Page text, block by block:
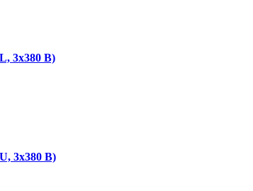
3х380 В)
3х380 В)